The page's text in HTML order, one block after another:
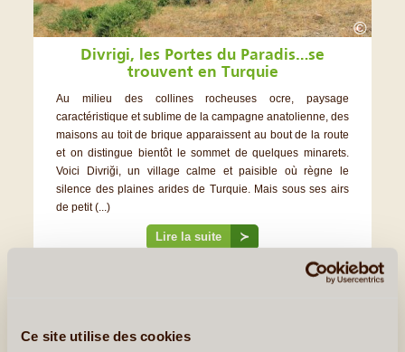
Ce site utilise des cookies
©
Divrigi, les Portes du Paradis…se
trouvent en Turquie
Au milieu des collines rocheuses ocre, paysage
caractéristique et sublime de la campagne anatolienne, des
maisons au toit de brique apparaissent au bout de la route
et on distingue bientôt le sommet de quelques minarets.
Voici Divriği, un village calme et paisible où règne le
silence des plaines arides de Turquie. Mais sous ses airs
de petit (...)
Lire la suite ≻